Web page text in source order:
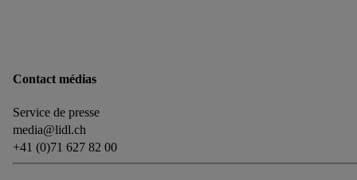
Contact médias
Service de presse
media@lidl.ch
+41 (0)71 627 82 00